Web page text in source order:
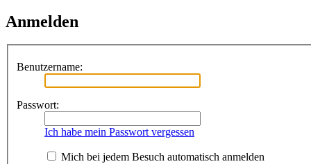
Anmelden
Benutzername:
Passwort:
Ich habe mein Passwort vergessen
Mich bei jedem Besuch automatisch anmelden